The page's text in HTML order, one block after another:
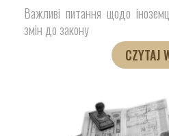
Важливі питання щодо
змін до закону
CZYTAJ